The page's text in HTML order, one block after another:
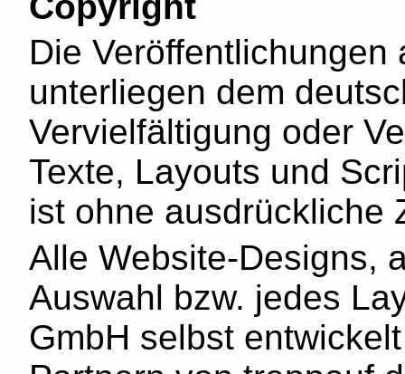
Die Veröffentlichungen
unterliegen dem
Vervielfältigung oder
Texte, Layouts und
ist ohne ausdrückliche
Alle Website-Designs,
Auswahl bzw. jedes
GmbH selbst